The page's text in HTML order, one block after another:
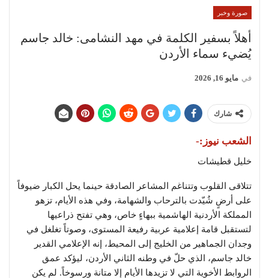
صورة وخبر
أهلاً بسفير الكلمة في مهد النشامى: خالد جاسم
يُضيء سماء الأردن
في مايو 16, 2026
شارك
الشعب نيوز:-
خليل قطيشات
​تتلاقى القلوب وتتناغم المشاعر الصادقة حينما يحل الكبار ضيوفاً
على أرضٍ شُيّدت بالترحاب والشهامة، وفي هذه الأيام، تزهو
المملكة الأردنية الهاشمية ببهاءٍ خاص، وهي تفتح ذراعيها
لتستقبل قامة إعلامية عربية رفيعة المستوى، وصوتاً تغلغل في
وجدان الجماهير من الخليج إلى المحيط، إنه الإعلامي القدير
خالد جاسم، الذي حلّ في وطنه الثاني الأردن، ليؤكد عمق
الروابط الأخوية التي لا تزيدها الأيام إلا متانة ورسوخاً. لم يكن